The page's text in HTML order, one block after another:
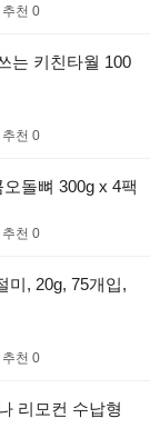
추천 0
는 키친타월 100
추천 0
돌뼈 300g x 4팩
추천 0
미, 20g, 75개입,
추천 0
리모컨 수납형